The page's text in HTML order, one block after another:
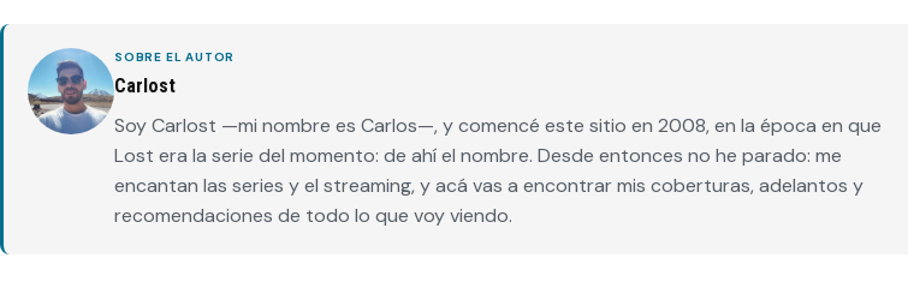
SOBRE EL AUTOR
Carlost
Soy Carlost —mi nombre es Carlos—, y comencé este sitio en 2008, en la época en que
Lost era la serie del momento: de ahí el nombre. Desde entonces no he parado: me
encantan las series y el streaming, y acá vas a encontrar mis coberturas, adelantos y
recomendaciones de todo lo que voy viendo.